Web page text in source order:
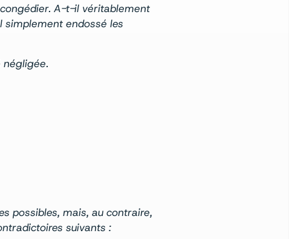
A-t-il véritablement
endossé les
possibles, mais, au contraire,
suivants :